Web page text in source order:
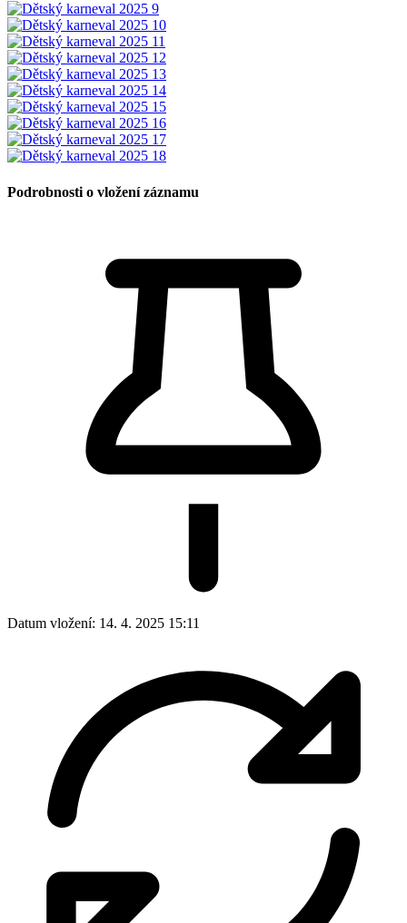
Podrobnosti o vložení záznamu
Datum vložení: 14. 4. 2025 15:11